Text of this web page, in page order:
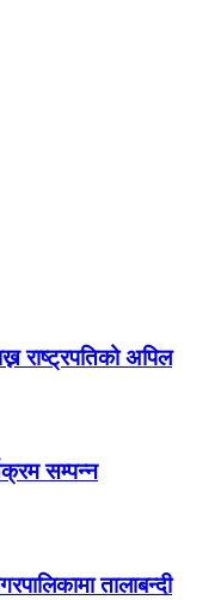
राष्ट्रपतिको अपिल
सम्पन्न
तालाबन्दी